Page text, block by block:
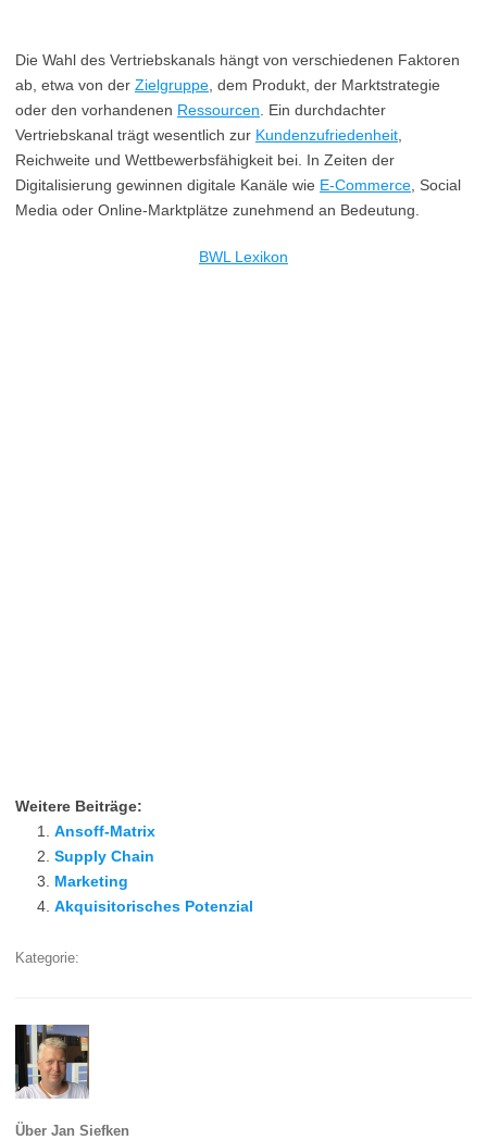
Die Wahl des Vertriebskanals hängt von verschiedenen Faktoren
ab, etwa von der Zielgruppe , dem Produkt, der Marktstrategie
oder den vorhandenen Ressourcen . Ein durchdachter
Vertriebskanal trägt wesentlich zur Kundenzufriedenheit
Reichweite und Wettbewerbsfähigkeit bei. In Zeiten der
Digitalisierung gewinnen digitale Kanäle wie E-Commerce , Social
Media oder Online-Marktplätze zunehmend an Bedeutung.
BWL Lexikon
Weitere Beiträge:
Ansoff-Matrix
Supply Chain
Marketing
Akquisitorisches Potenzial
Kategorie:
Über Jan Siefken